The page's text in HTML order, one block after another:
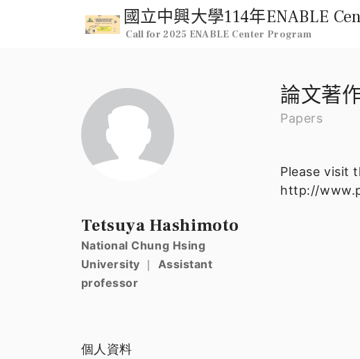
Call for 2025 ENABLE Center Program
Tetsuya Hashimoto
National Chung Hsing
University ｜ Assistant
professor
個人資料
論文著
Papers
Please visit
http://